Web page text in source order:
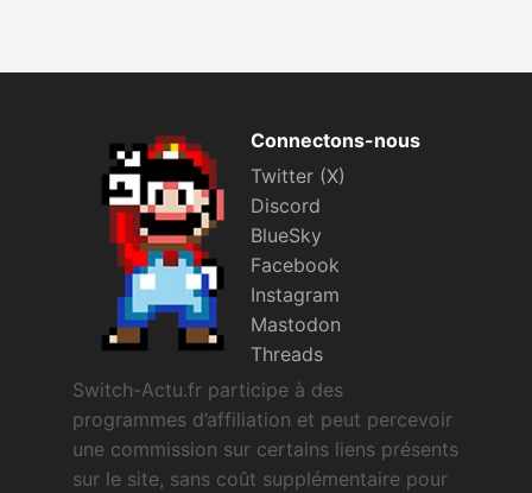
Connectons-nous
Twitter (X)
Discord
BlueSky
Facebook
Instagram
Mastodon
Threads
Switch-Actu.fr participe à des
programmes d’affiliation et peut percevoir
une commission sur certains liens présents
sur le site, sans coût supplémentaire pour